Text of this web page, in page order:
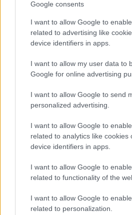
Google consents
I want to allow Google to
related to advertising like
device identifiers in apps.
I want to allow my user data to
Google for online advertising
I want to allow Google to send
personalized advertising.
I want to allow Google to
related to analytics like cookies
device identifiers in apps.
I want to allow Google to
related to functionality of the
I want to allow Google to
related to personalization.
Confira os números sorteados no
em São Paulo
NEWS
Pesquisas eleitorais mostram Lula à
nas intenções de voto